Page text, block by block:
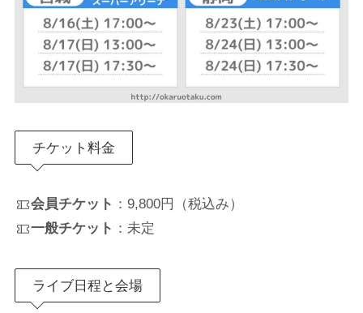
チケット料金
会員チケット ：9,800円（税込み）
一般チケット ：未定
ライブ日程と会場